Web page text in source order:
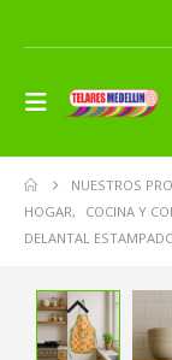
NUESTROS
HOGAR, COCINA Y
DELANTAL